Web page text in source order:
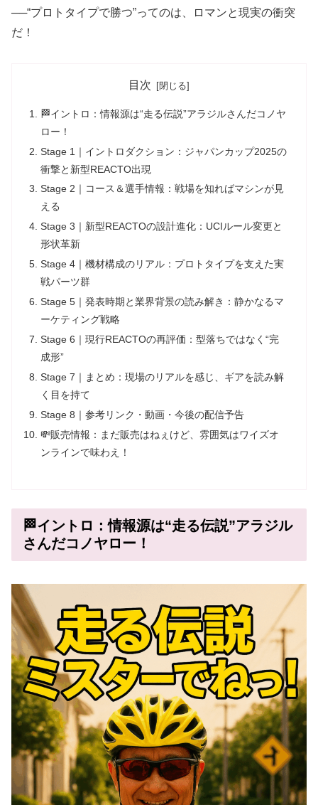
──“プロトタイプで勝つ”ってのは、ロマンと現実の衝突
だ！
目次
🏁イントロ：情報源は“走る伝説”アラジルさんだコノヤ
ロー！
Stage 1｜イントロダクション：ジャパンカップ2025の
衝撃と新型REACTO出現
Stage 2｜コース＆選手情報：戦場を知ればマシンが見
える
Stage 3｜新型REACTOの設計進化：UCIルール変更と
形状革新
Stage 4｜機材構成のリアル：プロトタイプを支えた実
戦パーツ群
Stage 5｜発表時期と業界背景の読み解き：静かなるマ
ーケティング戦略
Stage 6｜現行REACTOの再評価：型落ちではなく“完
成形”
Stage 7｜まとめ：現場のリアルを感じ、ギアを読み解
く目を持て
Stage 8｜参考リンク・動画・今後の配信予告
💸販売情報：まだ販売はねぇけど、雰囲気はワイズオ
ンラインで味わえ！
🏁イントロ：情報源は“走る伝説”アラジル
さんだコノヤロー！